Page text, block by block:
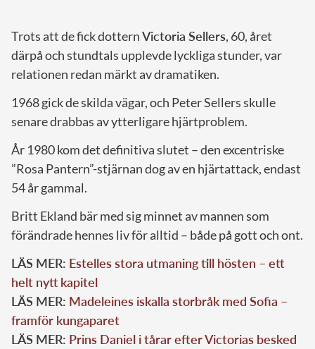
Trots att de fick dotternVictoria Sellers, 60, året
därpå och stundtals upplevde lyckliga stunder, var
relationen redan märkt av dramatiken.
1968 gick de skilda vägar, och Peter Sellers skulle
senare drabbas av ytterligare hjärtproblem.
År 1980 kom det definitiva slutet – den excentriske
”Rosa Pantern”-stjärnan dog av en hjärtattack, endast
54 år gammal.
Britt Ekland bär med sig minnet av mannen som
förändrade hennes liv för alltid – både på gott och ont.
LÄS MER: Estelles stora utmaning till hösten – ett
helt nytt kapitel
LÄS MER: Madeleines iskalla storbråk med Sofia –
framför kungaparet
LÄS MER: Prins Daniel i tårar efter Victorias besked